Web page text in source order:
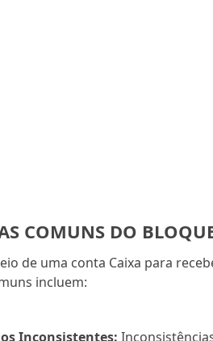
COMUNS DO
de uma conta Caixa para
incluem:
Inconsistentes: